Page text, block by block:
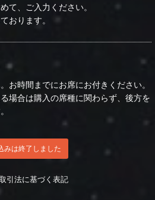
て、ご入力ください。
おります。
お時間までにお席にお付きください。
場合は購入の席種に関わらず、後方を
みは終了しました
引法に基づく表記